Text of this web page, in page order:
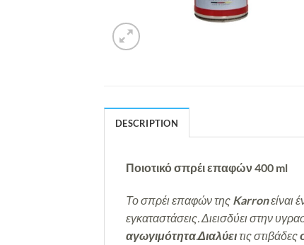
DESCRIPTION
Ποιοτικό σπρέι επαφών 400 ml
Το σπρέι επαφών της Karronείναι
εγκαταστάσεις. Διεισδύει στην
αγωγιμότητα.Διαλύειτις στιβάδες